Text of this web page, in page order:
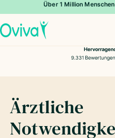
Über 1 Million
Ärztliche